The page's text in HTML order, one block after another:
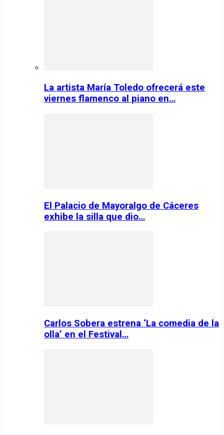
La artista María Toledo ofrecerá este
viernes flamenco al piano en…
El Palacio de Mayoralgo de Cáceres
exhibe la silla que dio…
Carlos Sobera estrena ‘La comedia de la
olla’ en el Festival…